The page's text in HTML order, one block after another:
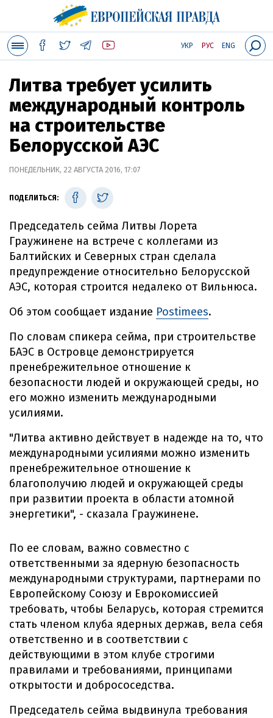
УКР РУС ENG
Литва требует усилить
международный контроль
на строительстве
Белорусской АЭС
ПОНЕДЕЛЬНИК, 22 АВГУСТА 2016, 17:07
ПОДЕЛИТЬСЯ:
Председатель сейма Литвы Лорета
Граужинене на встрече с коллегами из
Балтийских и Северных стран сделала
предупреждение относительно Белорусской
АЭС, которая строится недалеко от Вильнюса.
Об этом сообщает издание Postimees.
По словам спикера сейма, при строительстве
БАЭС в Островце демонстрируется
пренебрежительное отношение к
безопасности людей и окружающей среды, но
его можно изменить международными
усилиями.
"Литва активно действует в надежде на то, что
международными усилиями можно изменить
пренебрежительное отношение к
благополучию людей и окружающей среды
при развитии проекта в области атомной
энергетики", - сказала Граужинене.
По ее словам, важно совместно с
ответственными за ядерную безопасность
международными структурами, партнерами по
Европейскому Союзу и Еврокомиссией
требовать, чтобы Беларусь, которая стремится
стать членом клуба ядерных держав, вела себя
ответственно и в соответствии с
действующими в этом клубе строгими
правилами и требованиями, принципами
открытости и добрососедства.
Председатель сейма выдвинула требования